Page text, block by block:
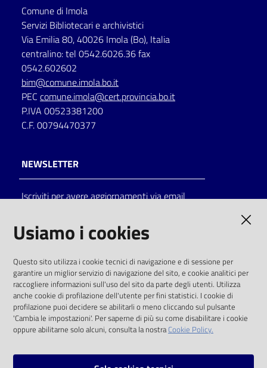
Comune di Imola
Servizi Bibliotecari e archivistici
Via Emilia 80, 40026 Imola (Bo), Italia
centralino: tel 0542.6026.36 fax
0542.602602
bim@comune.imola.bo.it
PEC comune.imola@cert.provincia.bo.it
P.IVA 00523381200
C.F. 00794470377
NEWSLETTER
Iscriviti per avere aggiornamenti via email
solo alle condizioni previste dalla direttiva
comunitaria 2003/98/CE e dal d.lgs. 36/2006
SOCIAL
Instagram
Usiamo i cookies
Questo sito utilizza i cookie tecnici di navigazione e di sessione per
garantire un miglior servizio di navigazione del sito, e cookie analitici per
raccogliere informazioni sull'uso del sito da parte degli utenti. Utilizza
anche cookie di profilazione dell'utente per fini statistici. I cookie di
profilazione puoi decidere se abilitarli o meno cliccando sul pulsante
'Cambia le impostazioni'. Per saperne di più su come disabilitare i cookie
oppure abilitarne solo alcuni, consulta la nostraCookie Policy.